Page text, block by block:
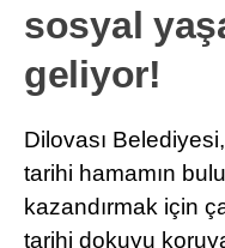
sosyal
geliyor!
Dilovası
tarihi hamamın
kazandırmak için
tarihi dokuyu